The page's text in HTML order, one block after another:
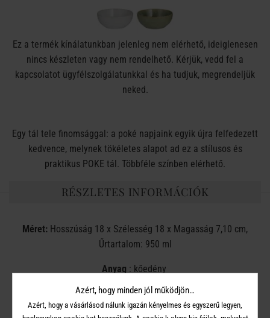
Ez a termék kínálatunkban jelenleg nem elérhető, ideiglenesen
nincs készleten vagy nem rendelhető. Kérjük, vedd fel a
kapcsolatot ügyfélszolgálatunkkal és ha tudjuk, megrendeljük
neked.
Egy tál tele finomsággal: a poké napjaink egyik újra felfedezett
kedvence, melynek tökéletes alapot ad ez a stílusos és
praktikus POKE tál. Többféle színben elérhető.
RÉSZLETES INFORMÁCIÓK
Méret: Hosszúság 18 x Szélesség 18 x Magasság 7,10 cm,
Űrtartalom: 950 ml
Anyag : kőedény
Azért, hogy minden jól működjön…
Azért, hogy a vásárlásod nálunk igazán kényelmes és egyszerű legyen,